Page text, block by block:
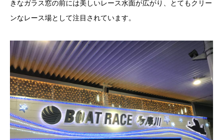
きなガラス窓の前には美しいレース水面が広がり、とてもクリー
ンなレース場として注目されています。